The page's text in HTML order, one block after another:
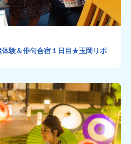
体験＆俳句合宿１日目★玉岡リポ